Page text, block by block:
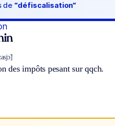
de “défiscalisation“
des impôts pesant sur qqch.